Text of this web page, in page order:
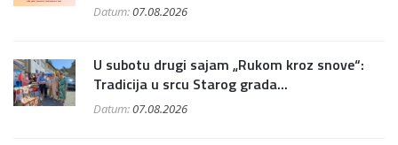
Datum:07.08.2026
U subotu drugi sajam „Rukom kroz snove“:
Tradicija u srcu Starog grada...
Datum:07.08.2026